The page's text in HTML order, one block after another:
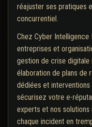
réajuster ses pratiques
concurrentiel.
Chez Cyber Intelligence
entreprises et
gestion de crise digitale
élaboration de plans de
dédiées et
sécurisez votre e-
experts et nos solutions
chaque incident en